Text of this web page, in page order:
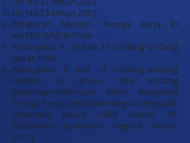
UU No.13 tahun 2003
Peraturan Menteri Tenaga Kerja RI
No.PER-5/MEN/1996
Pasal-pasal 5. 20 dan 27 Undang-undang
Dasar 1945
Pasal-pasal 9 dan 10 Undang-undang
Nomor 14 tahun 1969 tentang
Ketentuan-ketentuan Pokok mengenai
Tenaga Kerja (Lembaran Negara Republik
Indonesia tahun 1969 Nomor 35,
Tambahan Lembaran negara Nomor
2912).